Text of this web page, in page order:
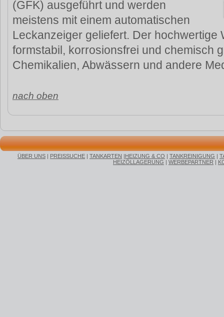
(GFK) ausgeführt und werden
meistens mit einem automatischen
Leckanzeiger geliefert. Der hochwertige
formstabil, korrosionsfrei und chemisch
Chemikalien, Abwässern und andere
nach oben
ÜBER UNS | PREISSUCHE | TANKARTEN |HEIZUNG & CO | TANKREINIGUNG |
HEIZÖLLAGERUNG | WERBEPARTNER |